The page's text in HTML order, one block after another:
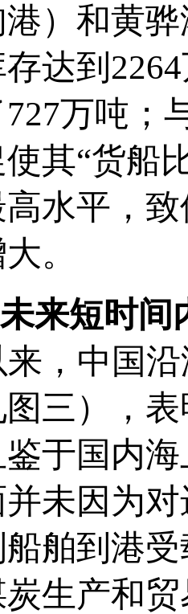
）和黄
达到
万吨；
其“货船
水平，
。
短时间
来，中国
三），
于国内
未因为
舶到港
生产和